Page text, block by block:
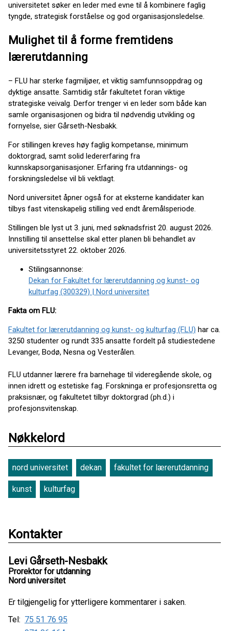
universitetet søker en leder med evne til å kombinere faglig
tyngde, strategisk forståelse og god organisasjonsledelse.
Mulighet til å forme fremtidens
lærerutdanning
– FLU har sterke fagmiljøer, et viktig samfunnsoppdrag og
dyktige ansatte. Samtidig står fakultetet foran viktige
strategiske veivalg. Derfor trenger vi en leder som både kan
samle organisasjonen og bidra til nødvendig utvikling og
fornyelse, sier Gårseth-Nesbakk.
For stillingen kreves høy faglig kompetanse, minimum
doktorgrad, samt solid ledererfaring fra
kunnskapsorganisasjoner. Erfaring fra utdannings- og
forskningsledelse vil bli vektlagt.
Nord universitet åpner også for at eksterne kandidater kan
tilbys fast vitenskapelig stilling ved endt åremålsperiode.
Stillingen ble lyst ut 3. juni, med søknadsfrist 20. august 2026.
Innstilling til ansettelse skal etter planen bli behandlet av
universitetsstyret 22. oktober 2026.
Stilingsannonse:
Dekan for Fakultet for lærerutdanning og kunst- og
kulturfag (300329) | Nord universitet
Fakta om FLU:
Fakultet for lærerutdanning og kunst- og kulturfag (FLU) har ca.
3250 studenter og rundt 335 ansatte fordelt på studiestedene
Levanger, Bodø, Nesna og Vesterålen.
FLU utdanner lærere fra barnehage til videregående skole, og
innen idrett og estetiske fag. Forskninga er profesjonsretta og
praksisnær, og fakultetet tilbyr doktorgrad (ph.d.) i
profesjonsvitenskap.
Nøkkelord
nord universitet dekan fakultet for lærerutdanning
kunst kulturfag
Kontakter
Levi Gårseth-Nesbakk
Prorektor for utdanning
Nord universitet
Er tilgjengelig for ytterligere kommentarer i saken.
Tel: 75 51 76 95